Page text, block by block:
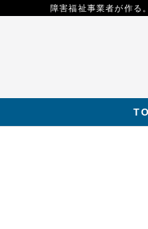
障害福祉事業者が作る